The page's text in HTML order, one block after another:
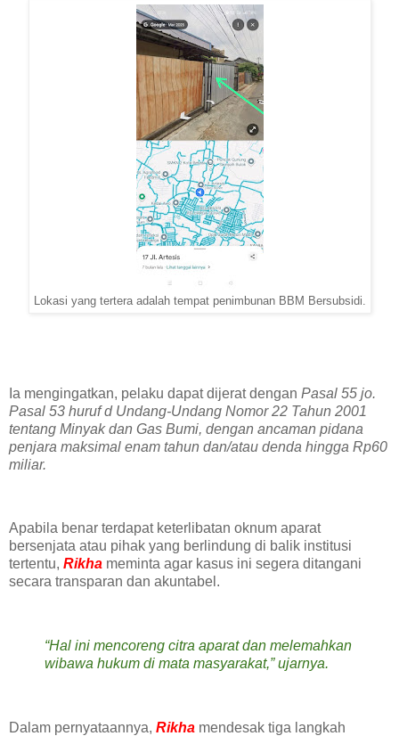
Lokasi yang tertera adalah tempat penimbunan BBM Bersubsidi.
Ia mengingatkan, pelaku dapat dijerat dengan Pasal 55 jo.
Pasal 53 huruf d Undang-Undang Nomor 22 Tahun 2001
tentang Minyak dan Gas Bumi, dengan ancaman pidana
penjara maksimal enam tahun dan/atau denda hingga Rp60
miliar.
Apabila benar terdapat keterlibatan oknum aparat
bersenjata atau pihak yang berlindung di balik institusi
tertentu, Rikha meminta agar kasus ini segera ditangani
secara transparan dan akuntabel.
“Hal ini mencoreng citra aparat dan melemahkan
wibawa hukum di mata masyarakat,” ujarnya.
Dalam pernyataannya, Rikha mendesak tiga langkah